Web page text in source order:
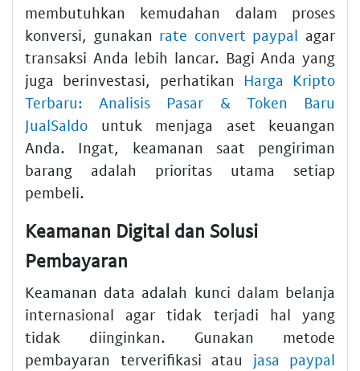
membutuhkan kemudahan dalam proses
konversi, gunakan rate convert paypal agar
transaksi Anda lebih lancar. Bagi Anda yang
juga berinvestasi, perhatikan Harga Kripto
Terbaru: Analisis Pasar & Token Baru
JualSaldo untuk menjaga aset keuangan
Anda. Ingat, keamanan saat pengiriman
barang adalah prioritas utama setiap
pembeli.
Keamanan Digital dan Solusi
Pembayaran
Keamanan data adalah kunci dalam belanja
internasional agar tidak terjadi hal yang
tidak diinginkan. Gunakan metode
pembayaran terverifikasi atau jasa paypal